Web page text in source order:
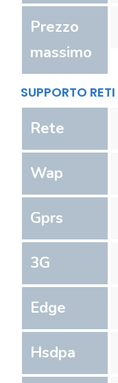
Prezzo
massimo
SUPPORTO RETI
Rete
Wap
Gprs
3G
Edge
Hsdpa